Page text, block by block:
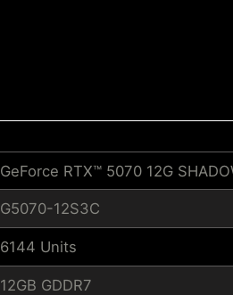
GeForce RTX™ 5070 12G
G5070-12S3C
6144 Units
12GB GDDR7